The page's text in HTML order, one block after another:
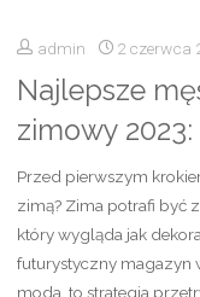
–
jak
ją
Lista
admin 2 czerwca
Najlepsze
zimowy
Przed pierwszym
zimą? Zima potrafi być
który wygląda jak
futurystyczny magazyn
moda, to strategia